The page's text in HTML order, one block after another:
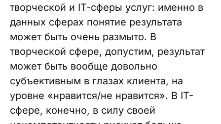
творческой и IT-сферы услуг: именно в
данных сферах понятие результата
может быть очень размыто. В
творческой сфере, допустим, результат
может быть вообще довольно
субъективным в глазах клиента, на
уровне «нравится/не нравится». В IT-
сфере, конечно, в силу своей